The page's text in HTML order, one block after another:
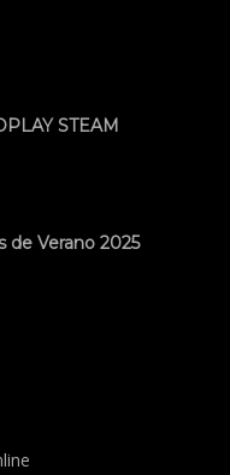
STEAM
de Verano 2025